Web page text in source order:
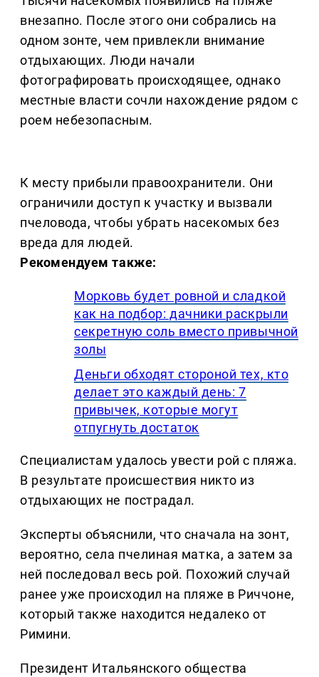
внезапно. После этого они собрались на
одном зонте, чем привлекли внимание
отдыхающих. Люди начали
фотографировать происходящее, однако
местные власти сочли нахождение рядом с
роем небезопасным.
К месту прибыли правоохранители. Они
ограничили доступ к участку и вызвали
пчеловода, чтобы убрать насекомых без
вреда для людей.
Рекомендуем также:
Морковь будет ровной и сладкой
как на подбор: дачники раскрыли
секретную соль вместо привычной
золы
Деньги обходят стороной тех, кто
делает это каждый день: 7
привычек, которые могут
отпугнуть достаток
Специалистам удалось увести рой с пляжа.
В результате происшествия никто из
отдыхающих не пострадал.
Эксперты объяснили, что сначала на зонт,
вероятно, села пчелиная матка, а затем за
ней последовал весь рой. Похожий случай
ранее уже происходил на пляже в Риччоне,
который также находится недалеко от
Римини.
Президент Итальянского общества